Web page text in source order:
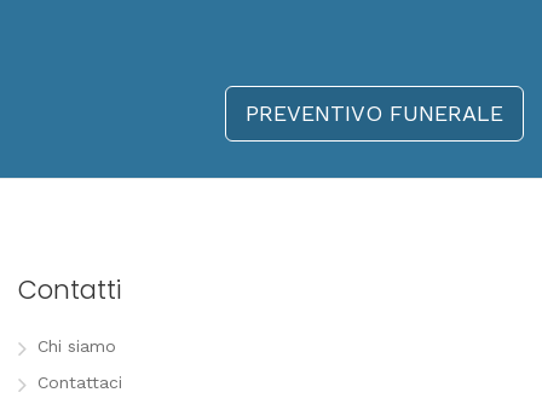
PREVENTIVO FUNERALE
Contatti
Chi siamo
Contattaci